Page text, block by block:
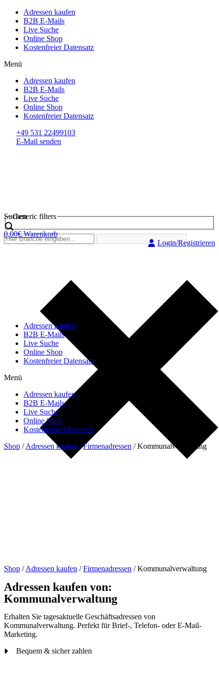
Adressen kaufen
B2B E-Mails
Live Suche
Online Shop
Kostenfreier Datensatz
Menü
Adressen kaufen
B2B E-Mails
Live Suche
Online Shop
Kostenfreier Datensatz
+49 531 22499103
E-Mail senden
Suchen
Generic filters
0,00€ Warenkorb
Login/Registrieren
Adressen kaufen
B2B E-Mails
Live Suche
Online Shop
Kostenfreier Datensatz
Menü
Adressen kaufen
B2B E-Mails
Live Suche
Online Shop
Kostenfreier Datensatz
Shop /Adressen kaufen /Firmenadressen /Kommunalverwaltung
Shop /Adressen kaufen /Firmenadressen /Kommunalverwaltung
Adressen kaufen von:
Kommunalverwaltung
Erhalten Sie tagesaktuelle Geschäftsadressen von
Kommunalverwaltung. Perfekt für Brief-, Telefon- oder E-Mail-
Marketing.
Bequem & sicher zahlen